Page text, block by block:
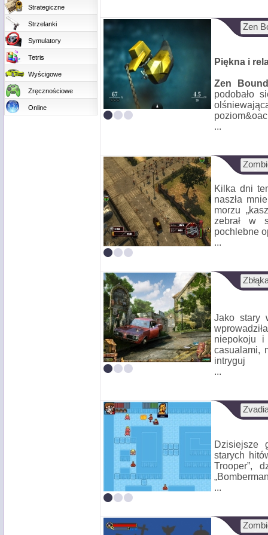
Strategiczne
Strzelanki
Symulatory
Tetris
Wyścigowe
Zręcznościowe
Online
Zen
Piękna i
Zen
podobało
...
Kilka dni
naszła
morzu
zebrał w
pochlebne
...
Jako stary
niepokoju i
casualami,
intryguj
...
Dzisiejsze
starych
Trooper”,
...